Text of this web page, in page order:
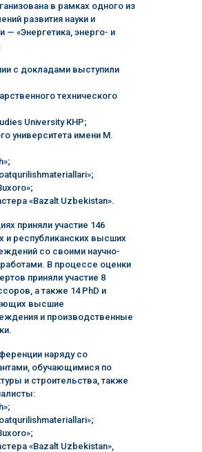
в рамках одного из
развития науки и
— «Энергетика, энерго- и
с докладами выступили
технического
University КНР;
университета имени М.
«Bazalt Uzbekistan».
приняли участие 146
и республиканских высших
со своими научно-
В процессе оценки
приняли участие 8
а также 14 PhD и
высшие
и производственные
наряду со
обучающимися по
и строительства, также
«Bazalt Uzbekistan»,